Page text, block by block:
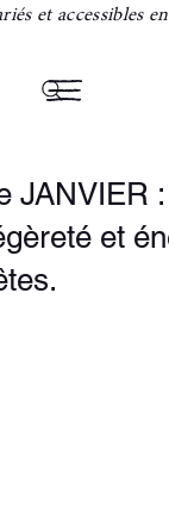
et accessibles
JANVIER :
et